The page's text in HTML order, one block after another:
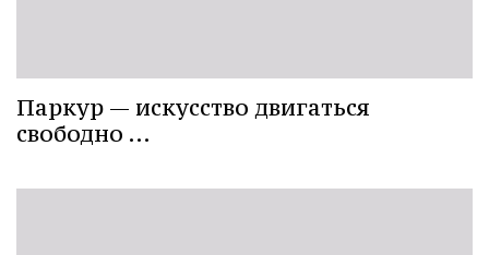
Паркур — искусство двигаться
свободно …